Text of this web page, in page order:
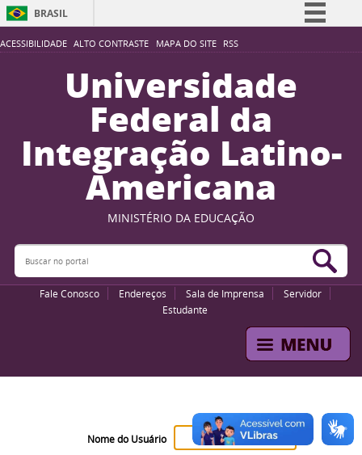
ACESSIBILIDADE ALTO CONTRASTE MAPA DO SITE RSS
BRASIL
Simplifique!
Participe
Acesso à informação
Legislação
Canais
Universidade
Federal da
Integração Latino-
Americana
MINISTÉRIO DA EDUCAÇÃO
Buscar no portal
Fale Conosco Endereços Sala de Imprensa
Servidor
Estudante
Nome do Usuário